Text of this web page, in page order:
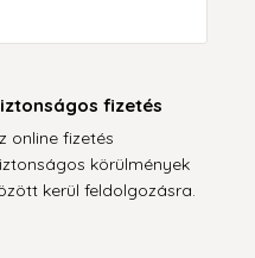
fizetés
online fizetés
körülmények
kerül feldolgozásra.